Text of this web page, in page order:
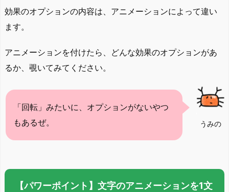
効果のオプションの内容は、アニメーションによって違い
ます。
アニメーションを付けたら、どんな効果のオプションがあ
るか、覗いてみてください。
うみの
「回転」みたいに、オプションがないやつ
もあるぜ。
【パワーポイント】文字のアニメーションを1文